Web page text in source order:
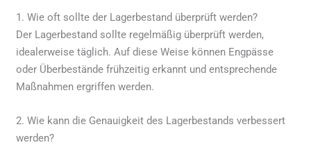
1. Wie oft sollte der Lagerbestand überprüft werden?
Der Lagerbestand sollte regelmäßig überprüft werden,
idealerweise täglich. Auf diese Weise können Engpässe
oder Überbestände frühzeitig erkannt und entsprechende
Maßnahmen ergriffen werden.
2. Wie kann die Genauigkeit des Lagerbestands verbessert
werden?